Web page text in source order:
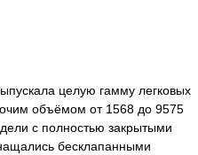
целую гамму легковых
объёмом от 1568 до 9575
с полностью закрытыми
бесклапанными